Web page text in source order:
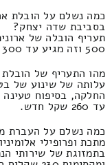
כמה נשלם על הובלת
בסביבת שדה יצחק?
תעריף הובלה של
500 וזה מגיע עד 300 ש"ח.
מהו התעריף של
עלותה של שינוע של
עד 260 שקל חדש.
כמה נשלם על העברת
מתכת ופרופילי